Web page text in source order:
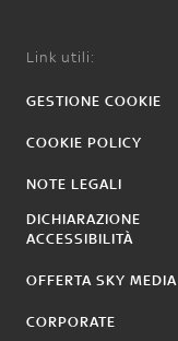
Link utili:
GESTIONE COOKIE
COOKIE POLICY
NOTE LEGALI
DICHIARAZIONE
ACCESSIBILITÀ
OFFERTA SKY MEDIA
CORPORATE